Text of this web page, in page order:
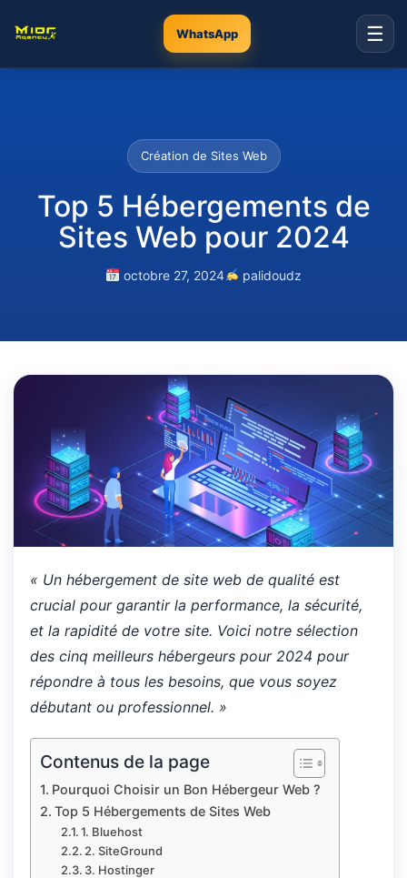
WhatsApp ☰
Création de Sites Web
Top 5 Hébergements de
Sites Web pour 2024
octobre 27, 2024 palidoudz
« Un hébergement de site web de qualité est
crucial pour garantir la performance, la sécurité,
et la rapidité de votre site. Voici notre sélection
des cinq meilleurs hébergeurs pour 2024 pour
répondre à tous les besoins, que vous soyez
débutant ou professionnel. »
Contenus de la page
Pourquoi Choisir un Bon Hébergeur Web ?
Top 5 Hébergements de Sites Web
1. Bluehost
2. SiteGround
3. Hostinger